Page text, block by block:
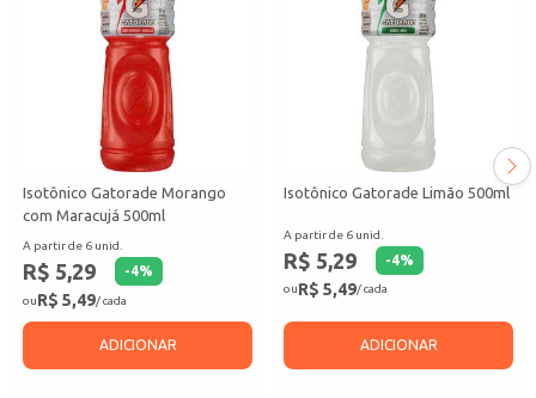
Isotônico Gatorade Morango
com Maracujá 500ml
A partir de 6 unid.
R$ 5,29 -4%
ouR$ 5,49/ cada
ADICIONAR
Isotônico Gatorade Limão 500ml
A partir de 6 unid.
R$ 5,29 -4%
ouR$ 5,49/ cada
ADICIONAR